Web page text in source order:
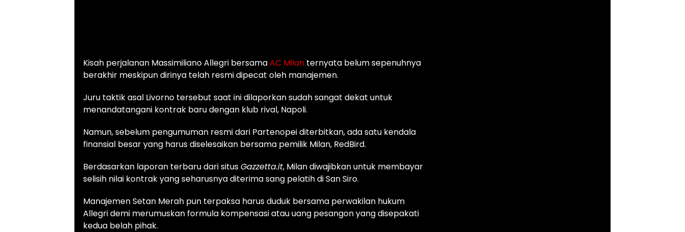
Kisah perjalanan Massimiliano Allegri bersamaAC Milan ternyata belum sepenuhnya
berakhir meskipun dirinya telah resmi dipecat oleh manajemen.
Juru taktik asal Livorno tersebut saat ini dilaporkan sudah sangat dekat untuk
menandatangani kontrak baru dengan klub rival, Napoli.
Namun, sebelum pengumuman resmi dari Partenopei diterbitkan, ada satu kendala
finansial besar yang harus diselesaikan bersama pemilik Milan, RedBird.
Berdasarkan laporan terbaru dari situsGazzetta.it, Milan diwajibkan untuk membayar
selisih nilai kontrak yang seharusnya diterima sang pelatih di San Siro.
Manajemen Setan Merah pun terpaksa harus duduk bersama perwakilan hukum
Allegri demi merumuskan formula kompensasi atau uang pesangon yang disepakati
kedua belah pihak.